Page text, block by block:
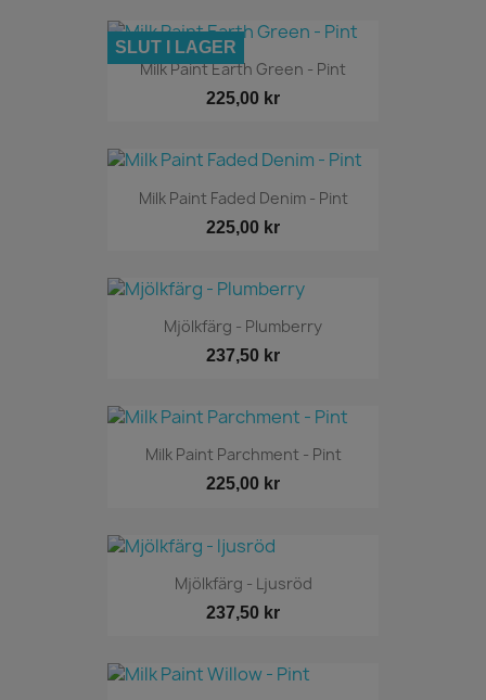
Milk Paint Earth Green - Pint
225,00 kr
SLUT I LAGER
Milk Paint Faded Denim - Pint
225,00 kr
Mjölkfärg - Plumberry
237,50 kr
Milk Paint Parchment - Pint
225,00 kr
Mjölkfärg - Ljusröd
237,50 kr